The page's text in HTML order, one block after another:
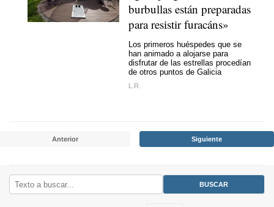
burbullas están preparadas
para resistir furacáns»
Los primeros huéspedes que se
han animado a alojarse para
disfrutar de las estrellas procedían
de otros puntos de Galicia
L.R.
Anterior Siguiente